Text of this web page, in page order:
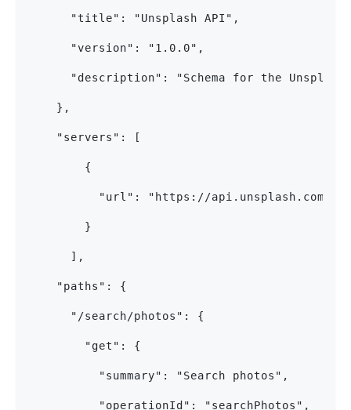
      "title": "Unsplash API",
      "version": "1.0.0",
"description": "Schema for the
    },
    "servers": [
        {
          "url": "https://api.unsplash.com"
        }
      ],
    "paths": {
      "/search/photos": {
        "get": {
          "summary": "Search photos",
          "operationId": "searchPhotos",